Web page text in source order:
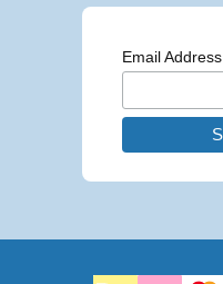
Email Address